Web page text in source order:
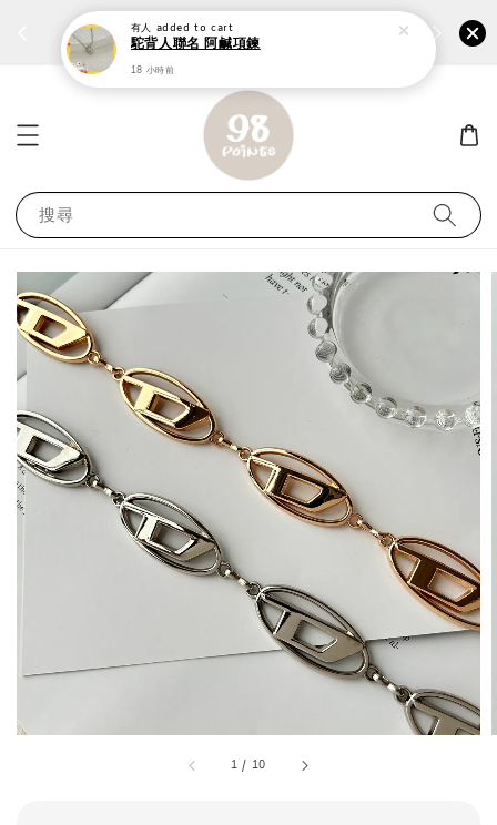
個性鋼戒任兩件1300⚡ 加
搜尋
1 / 10
有人 added to cart
駝背人聯名 阿鹹項鍊
18 小時前